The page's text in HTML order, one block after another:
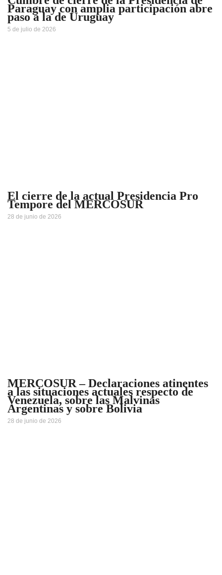
Paraguay con amplia participación abre
paso a la de Uruguay
5 de julio de 2026
El cierre de la actual Presidencia Pro
Tempore del MERCOSUR
28 de junio de 2026
MERCOSUR – Declaraciones atinentes
a las situaciones actuales respecto de
Venezuela, sobre las Malvinas
Argentinas y sobre Bolivia
28 de junio de 2026